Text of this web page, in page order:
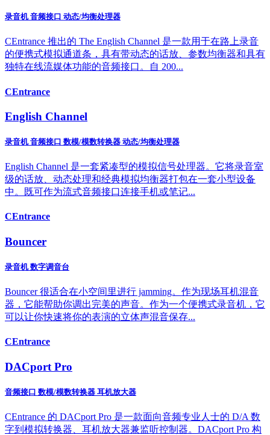
录音机 音频接口 动态/均衡处理器
CEntrance 推出的 The English Channel 是一款用于在路上录音
的便携式模拟通道条，具有带动态的话放、参数均衡器和具有
独特在线流媒体功能的音频接口。自 200...
CEntrance
English Channel
录音机 音频接口 数模/模数转换器 动态/均衡处理器
English Channel 是一套紧凑型的模拟信号处理器。它将录音室
级的话放、动态处理和经典模拟均衡器打包在一套小型设备
中。既可作为流式音频接口连接手机或笔记...
CEntrance
Bouncer
录音机 数字调音台
Bouncer 很适合在小空间里进行 jamming。作为现场耳机混音
器，它能帮助你调出完美的声音。作为一个便携式录音机，它
可以让你快速将你的表演的立体声混音保存...
CEntrance
DACport Pro
音频接口 数模/模数转换器 耳机放大器
CEntrance 的 DACport Pro 是一款面向音频专业人士的 D/A 数
字到模拟转换器、耳机放大器兼监听控制器。DACport Pro 构